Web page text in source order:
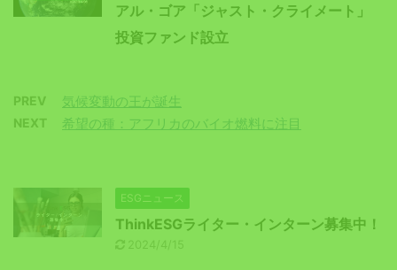
アル・ゴア「ジャスト・クライメート」
投資ファンド設立
PREV 気候変動の王が誕生
NEXT 希望の種：アフリカのバイオ燃料に注目
ESGニュース
ThinkESGライター・インターン募集中！
2024/4/15